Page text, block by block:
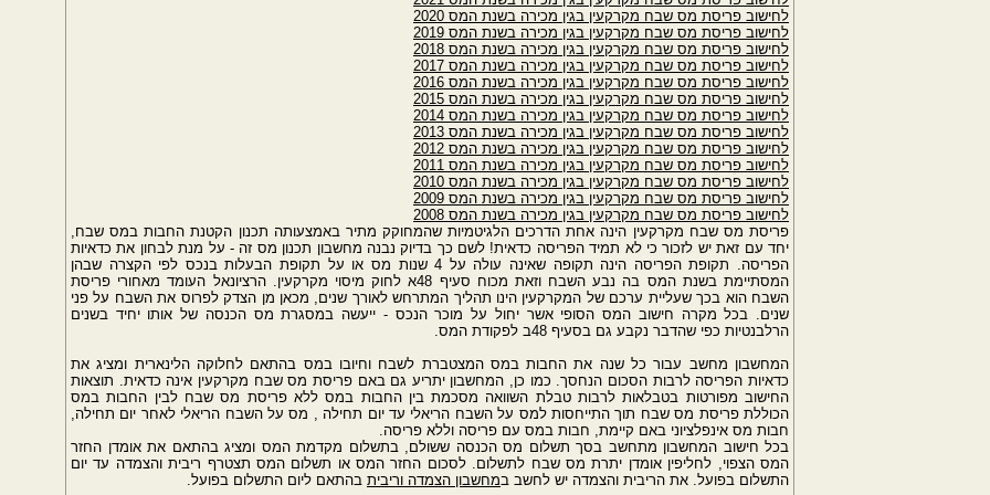
לחישוב פריסת מס שבח מקרקעין בגין מכירה בשנת המס 2020
לחישוב פריסת מס שבח מקרקעין בגין מכירה בשנת המס 2019
לחישוב פריסת מס שבח מקרקעין בגין מכירה בשנת המס 2018
לחישוב פריסת מס שבח מקרקעין בגין מכירה בשנת המס 2017
לחישוב פריסת מס שבח מקרקעין בגין מכירה בשנת המס 2016
לחישוב פריסת מס שבח מקרקעין בגין מכירה בשנת המס 2015
לחישוב פריסת מס שבח מקרקעין בגין מכירה בשנת המס 2014
לחישוב פריסת מס שבח מקרקעין בגין מכירה בשנת המס 2013
לחישוב פריסת מס שבח מקרקעין בגין מכירה בשנת המס 2012
לחישוב פריסת מס שבח מקרקעין בגין מכירה בשנת המס 2011
לחישוב פריסת מס שבח מקרקעין בגין מכירה בשנת המס 2010
לחישוב פריסת מס שבח מקרקעין בגין מכירה בשנת המס 2009
לחישוב פריסת מס שבח מקרקעין בגין מכירה בשנת המס 2008
פריסת מס שבח מקרקעין הינה אחת הדרכים הלגיטמיות שהמחוקק מתיר באמצעותה תכנון הקטנת החבות במס שבח,
יחד עם זאת יש לזכור כי לא תמיד הפריסה כדאית! לשם כך בדיוק נבנה מחשבון תכנון מס זה - על מנת לבחון את כדאיות
הפריסה. תקופת הפריסה הינה תקופה שאינה עולה על 4 שנות מס או על תקופת הבעלות בנכס לפי הקצרה שבהן
המסתיימת בשנת המס בה נבע השבח וזאת מכוח סעיף 48א לחוק מיסוי מקרקעין. הרציונאל העומד מאחורי פריסת
השבח הוא בכך שעליית ערכם של המקרקעין הינו תהליך המתרחש לאורך שנים, מכאן מן הצדק לפרוס את השבח על פני
שנים. בכל מקרה חישוב המס הסופי אשר יחול על מוכר הנכס - ייעשה במסגרת מס הכנסה של אותו יחיד בשנים
הרלבנטיות כפי שהדבר נקבע גם בסעיף 48ב לפקודת המס.
המחשבון מחשב עבור כל שנה את החבות במס המצטברת לשבח וחיובו במס בהתאם לחלוקה הלינארית ומציג את
כדאיות הפריסה לרבות הסכום הנחסך. כמו כן, המחשבון יתריע גם באם פריסת מס שבח מקרקעין אינה כדאית. תוצאות
החישוב מפורטות בטבלאות לרבות טבלת השוואה מסכמת בין החבות במס ללא פריסת מס שבח לבין החבות במס
הכוללת פריסת מס שבח תוך התייחסות למס על השבח הריאלי עד יום תחילה , מס על השבח הריאלי לאחר יום תחילה,
חבות מס אינפלציוני באם קיימת, חבות במס עם פריסה וללא פריסה.
בכל חישוב המחשבון מתחשב בסך תשלום מס הכנסה ששולם, בתשלום מקדמת המס ומציג בהתאם את אומדן החזר
המס הצפוי, לחליפין אומדן יתרת מס שבח לתשלום. לסכום החזר המס או תשלום המס תצטרף ריבית והצמדה עד יום
התשלום בפועל. את הריבית והצמדה יש לחשב במחשבון הצמדה וריבית בהתאם ליום התשלום בפועל.